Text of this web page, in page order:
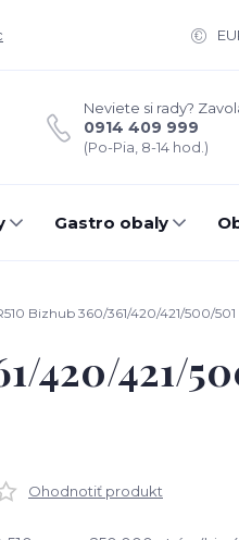
Neviete si rady?
0914 409 999
(Po-Pia, 8-14 hod.)
Gastro obaly
Bizhub 360/361/420/421/500/
420/421/
Ohodnotiť produkt